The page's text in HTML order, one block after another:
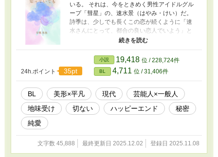
いる。 それは、今をときめく男性アイドルグル
ープ「彗星」の、速水景（はやみ・けい）だ。
詩季は、少しでも長くこの恋が続くように「速
水さんにとって、都合の良い恋人でいよう」と
決めた。 ――好きだよ、詩季。 甘い声で囁かれ
てしまったら、今よりずっと、つらくなるか
ら……。 ＋＋＋＋＋ 攻めと受けがちゃんと結ば
れるまで……みたいなお話です。 こちらは、十
年以上前に書いた作品を、少し手直ししたもの
になります。 キャラも多いし視点も多いので、
視点が変わる時は表示してます。 ちょろっとエ
ロあります。 受けが女々しいので、苦手な方は
ータイ→スマホに修正 ・仕事の価値観や結婚観
→2025年に合うように修正 価値観については
「いや、それでもまだ古くない？」と思われる
24h.ポイント 35pt
小説 19,418 位 / 228,724件
BL 4,711 位 / 31,406件
BL 美形×平凡 現代
芸能人×一般人
地味受け
切ない ハッピーエンド
秘密
純愛
文字数 45,888 最終更新日 2025.12.02 登録日 2025.11.08